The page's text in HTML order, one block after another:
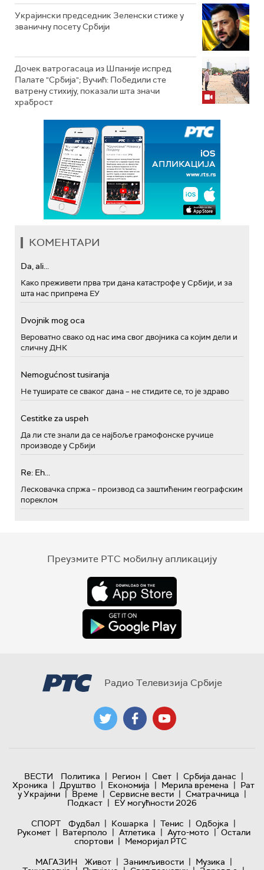
Украјински председник Зеленски стиже у
званичну посету Србији
Дочек ватрогасаца из Шпаније испред
Палате "Србија"; Вучић: Победили сте
ватрену стихију, показали шта значи
храброст
КОМЕНТАРИ
Da, ali...
Како преживети прва три дана катастрофе у Србији, и за
шта нас припрема ЕУ
Dvojnik mog oca
Вероватно свако од нас има свог двојника са којим дели и
сличну ДНК
Nemogućnost tusiranja
Не туширате се сваког дана – не стидите се, то је здраво
Cestitke za uspeh
Да ли сте знали да се најбоље грамофонске ручице
производе у Србији
Re: Eh...
Лесковачка спржа – производ са заштићеним географским
пореклом
Преузмите РТС мобилну апликацију
Радио Телевизија Србије
ВЕСТИ Политика | Регион | Свет | Србија данас |
Хроника | Друштво | Економија | Мерила времена | Рат
у Украјини | Време | Сервисне вести | Сматрачница |
Подкаст | ЕУ могућности 2026
СПОРТ
Фудбал | Кошарка | Тенис | Одбојка |
Рукомет | Ватерполо | Атлетика | Ауто-мото | Остали
спортови | Меморијал РТС
МАГАЗИН
Живот | Занимљивости | Музика |